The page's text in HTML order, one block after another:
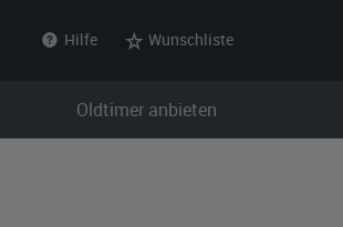
Hilfe Wunschliste
Oldtimer anbieten